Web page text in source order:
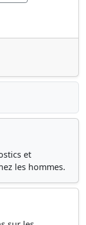
et
les hommes.